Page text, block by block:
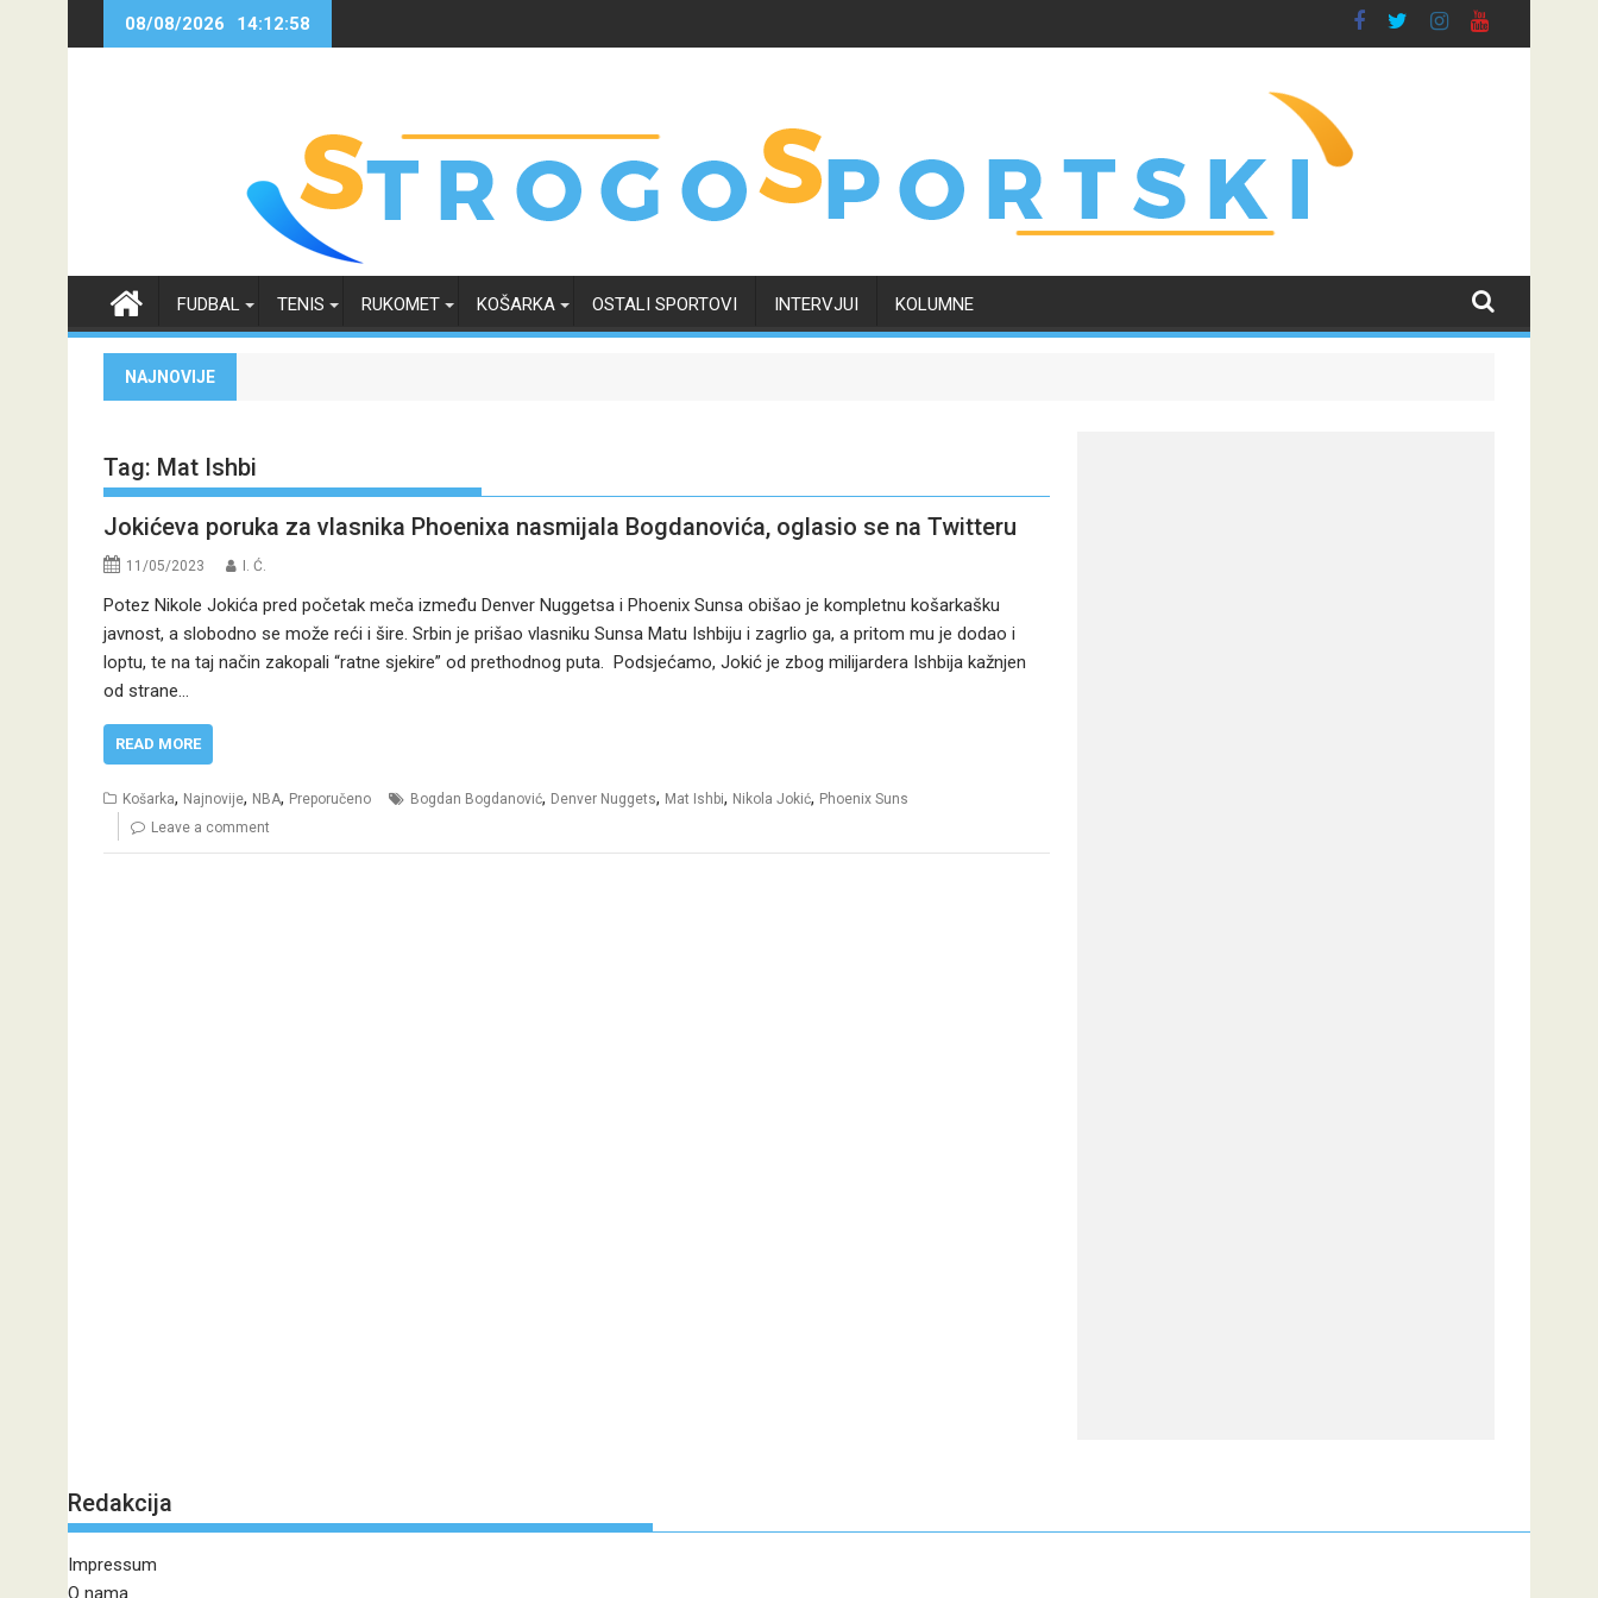
08/08/2026 14:12:59
FUDBAL TENIS RUKOMET KOŠARKA OSTALI SPORTOVI INTERVJUI KOLUMNE
NAJNOVIJE
Tag: Mat Ishbi
Jokićeva poruka za vlasnika Phoenixa nasmijala Bogdanovića, oglasio se na Twitteru
11/05/2023 I. Ć.
Potez Nikole Jokića pred početak meča između Denver Nuggetsa i Phoenix Sunsa obišao je kompletnu košarkašku
javnost, a slobodno se može reći i šire. Srbin je prišao vlasniku Sunsa Matu Ishbiju i zagrlio ga, a pritom mu je dodao i
loptu, te na taj način zakopali “ratne sjekire” od prethodnog puta. Podsjećamo, Jokić je zbog milijardera Ishbija kažnjen
od strane…
READ MORE
Košarka, Najnovije, NBA, Preporučeno Bogdan Bogdanović, Denver Nuggets, Mat Ishbi, Nikola Jokić, Phoenix Suns
Leave a comment
Redakcija
Impressum
O nama